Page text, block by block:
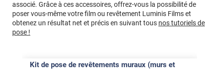
associé. Grâce à ces accessoires, offrez-vous la possibilité de
poser vous-même votre film ou revêtement Luminis Films et
obtenez un résultat net et précis en suivant tous nos tutoriels de
pose !
Kit de pose de revêtements muraux (murs et